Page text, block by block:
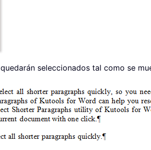
seleccionados tal como se